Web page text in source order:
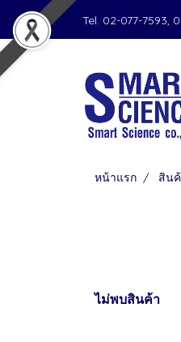
Tel. 02-077-7593,
หน้าแรก สิน
ไม่พบสินค้า